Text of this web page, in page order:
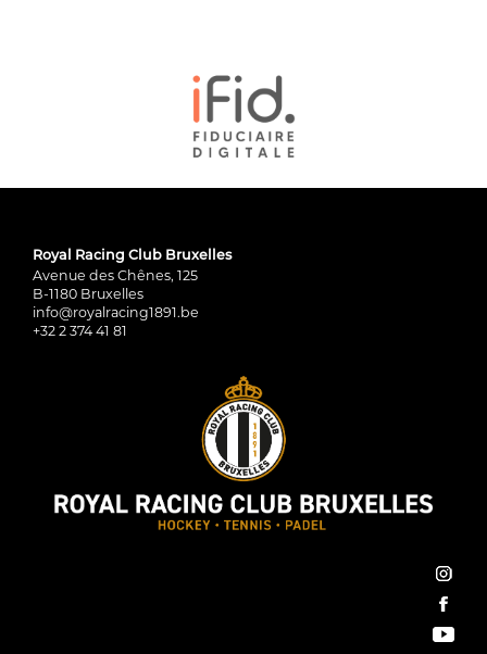
Royal Racing Club Bruxelles
Avenue des Chênes, 125
B-1180 Bruxelles
info@royalracing1891.be
+32 2 374 41 81